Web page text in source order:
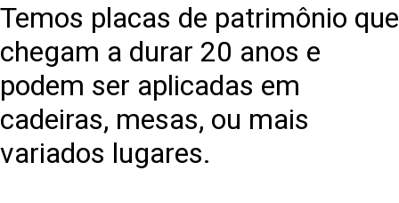
Temos placas de patrimônio que
chegam a durar 20 anos e
podem ser aplicadas em
cadeiras, mesas, ou mais
variados lugares.